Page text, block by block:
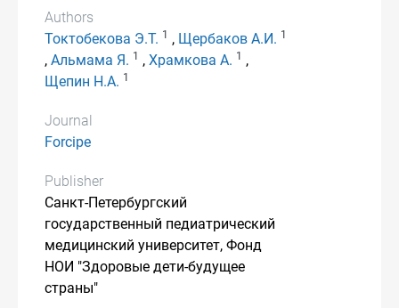
Authors
Токтобекова Э.Т. 1 , Щербаков А.И. 1
, Альмама Я. 1 , Храмкова А. 1
,
Щепин Н.А. 1
Journal
Forcipe
Publisher
Санкт-Петербургский
государственный педиатрический
медицинский университет, Фонд
НОИ "Здоровые дети-будущее
страны"